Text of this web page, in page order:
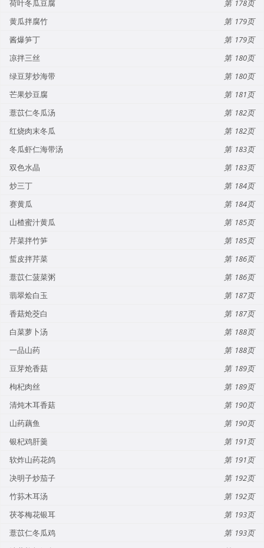
荷叶冬瓜豆腐
178
黄瓜拌腐竹
179
酱爆笋丁
179
凉拌三丝
180
绿豆芽炒海带
180
芒果炒豆腐
181
薏苡仁冬瓜汤
182
红烧肉末冬瓜
182
冬瓜虾仁海带汤
183
双色水晶
183
炒三丁
184
赛黄瓜
184
山楂蜜汁黄瓜
185
芹菜拌竹笋
185
蜇皮拌芹菜
186
薏苡仁菠菜粥
186
翡翠烩白玉
187
香菇炝茭白
187
白菜萝卜汤
188
一品山药
188
豆芽炝香菇
189
枸杞肉丝
189
清炖木耳香菇
190
山药藕鱼
190
银杞鸡肝羹
191
软炸山药花鸽
191
决明子炒茄子
192
竹荪木耳汤
192
茯苓梅花银耳
193
薏苡仁冬瓜鸡
193